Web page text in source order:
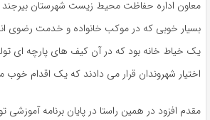
معاون اداره حفاظت محیط زیست شهرستان بیرجند
بسیار خوبی که در موکب خانواده و خدمت رضوی
یک خیاط خانه بود که در آن کیف های پارچه ای
اختیار شهروندان قرار می دادند که یک اقدام
مقدم افزود در همین راستا در پایان برنامه